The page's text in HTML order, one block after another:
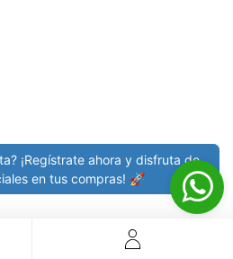
¡Regístrate ahora y disfruta de
en tus compras! 🚀